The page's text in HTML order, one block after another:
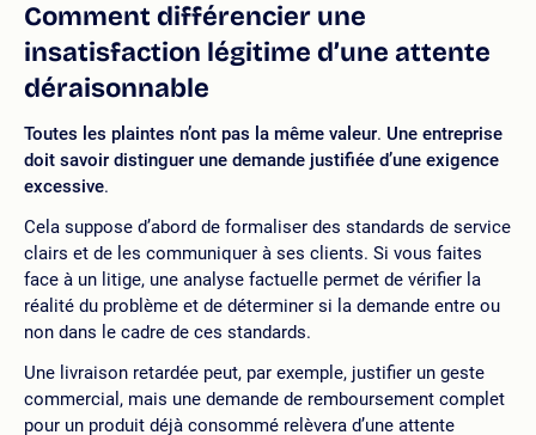
Comment différencier une
insatisfaction légitime d’une attente
déraisonnable
Toutes les plaintes n’ont pas la même valeur. Une entreprise
doit savoir distinguer une demande justifiée d’une exigence
excessive.
Cela suppose d’abord de formaliser des standards de service
clairs et de les communiquer à ses clients. Si vous faites
face à un litige, une analyse factuelle permet de vérifier la
réalité du problème et de déterminer si la demande entre ou
non dans le cadre de ces standards.
Une livraison retardée peut, par exemple, justifier un geste
commercial, mais une demande de remboursement complet
pour un produit déjà consommé relèvera d’une attente